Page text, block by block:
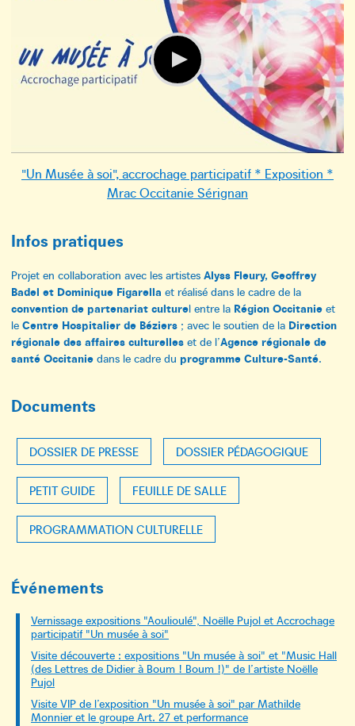
"Un Musée à soi", accrochage participatif * Exposition *
Mrac Occitanie Sérignan
Infos pratiques
Projet en collaboration avec les artistes Alyss Fleury, Geoffrey
Badel et Dominique Figarella et réalisé dans le cadre de la
convention de partenariat culturel entre la Région Occitanieet
le Centre Hospitalier de Béziers; avec le soutien de la Direction
régionale des affaires culturelleset de l’Agence régionale de
santé Occitaniedans le cadre du programme Culture-Santé.
Documents
DOSSIER DE PRESSE DOSSIER PÉDAGOGIQUE
PETIT GUIDE FEUILLE DE SALLE
PROGRAMMATION CULTURELLE
Événements
Vernissage expositions "Aoulioulé", Noëlle Pujol et Accrochage
participatif "Un musée à soi"
Visite découverte : expositions "Un musée à soi" et "Music Hall
(des Lettres de Didier à Boum ! Boum !)" de l’artiste Noëlle
Pujol
Visite VIP de l’exposition "Un musée à soi" par Mathilde
Monnier et le groupe Art. 27 et performance